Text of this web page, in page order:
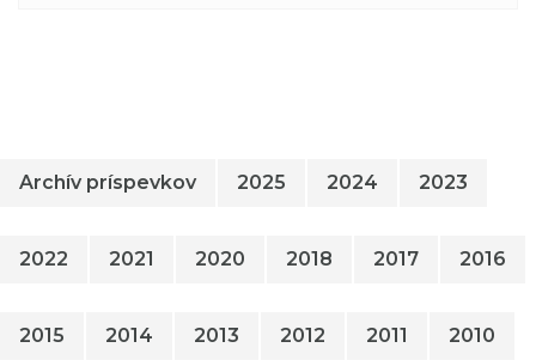
Archív príspevkov 2025 2024 2023
2022 2021 2020 2018 2017 2016
2015 2014 2013 2012 2011 2010